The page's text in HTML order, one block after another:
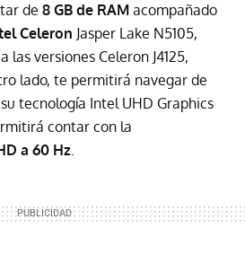
de 8 GB de RAM acompañado
Celeron Jasper Lake N5105,
las versiones Celeron J4125,
lado, te permitirá navegar de
tecnología Intel UHD Graphics
contar con la
a 60 Hz.